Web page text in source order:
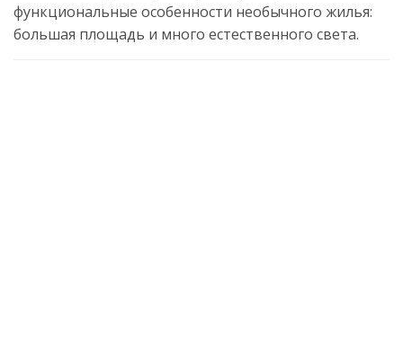
функциональные особенности необычного жилья:
большая площадь и много естественного света.